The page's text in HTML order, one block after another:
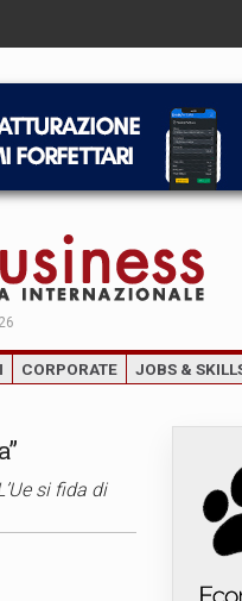
CORPORATE JOBS &
si fida di